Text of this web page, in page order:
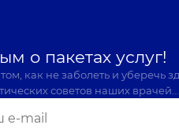
о пакетах услуг!
как не заболеть и уберечь
советов наших врачей…